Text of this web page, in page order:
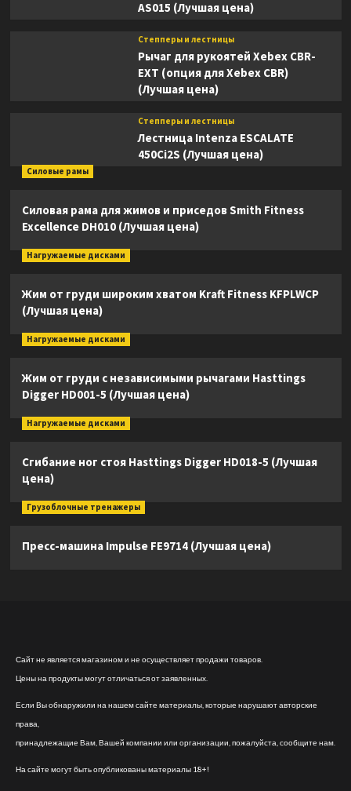
AS015 (Лучшая цена)
Степперы и лестницы
Рычаг для рукоятей Xebex CBR-
EXT (опция для Xebex CBR)
(Лучшая цена)
Степперы и лестницы
Лестница Intenza ESCALATE
450Ci2S (Лучшая цена)
Силовые рамы
Силовая рама для жимов и приседов Smith Fitness
Excellence DH010 (Лучшая цена)
Нагружаемые дисками
Жим от груди широким хватом Kraft Fitness KFPLWCP
(Лучшая цена)
Нагружаемые дисками
Жим от груди с независимыми рычагами Hasttings
Digger HD001-5 (Лучшая цена)
Нагружаемые дисками
Сгибание ног стоя Hasttings Digger HD018-5 (Лучшая
цена)
Грузоблочные тренажеры
Пресс-машина Impulse FE9714 (Лучшая цена)
Сайт не является магазином и не осуществляет продажи товаров.
Цены на продукты могут отличаться от заявленных.
Если Вы обнаружили на нашем сайте материалы, которые нарушают авторские
права,
принадлежащие Вам, Вашей компании или организации, пожалуйста, сообщите нам.
На сайте могут быть опубликованы материалы 18+!